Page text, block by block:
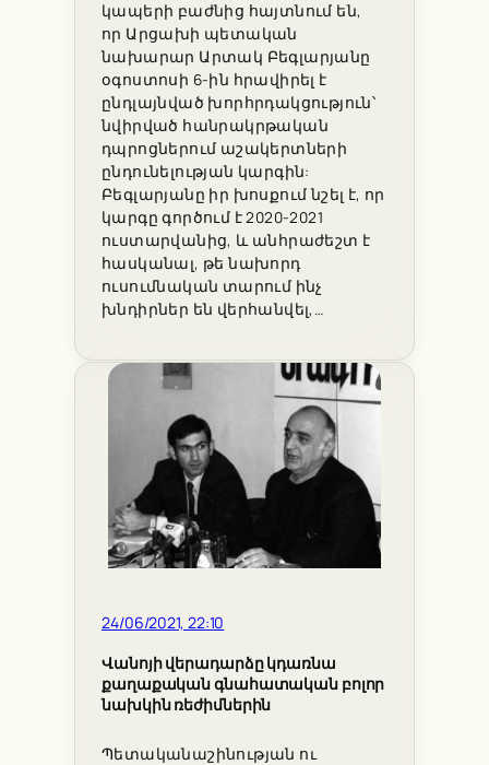
կապերի բաժնից հայտնում են,
որ Արցախի պետական
նախարար Արտակ Բեգլարյանը
օգոստոսի 6-ին հրավիրել է
ընդլայնված խորհրդակցություն՝
նվիրված հանրակրթական
դպրոցներում աշակերտների
ընդունելության կարգին:
Բեգլարյանը իր խոսքում նշել է, որ
կարգը գործում է 2020-2021
ուստարվանից, և անհրաժեշտ է
հասկանալ, թե նախորդ
ուսումնական տարում ինչ
խնդիրներ են վերհանվել,…
24/06/2021, 22:10
Վանոյի վերադարձը կդառնա
քաղաքական գնահատական բոլոր
նախկին ռեժիմներին
Պետականաշինության ու